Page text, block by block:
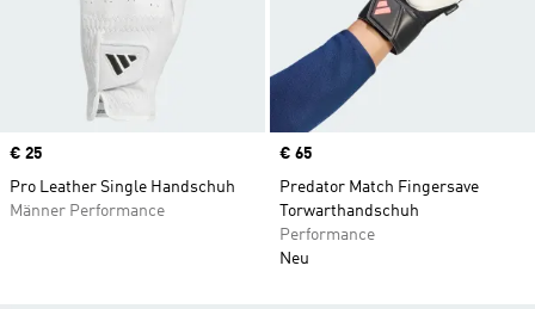
Price
€ 25
Pro Leather Single Handschuh
Männer Performance
Price
€ 65
Predator Match Fingersave
Torwarthandschuh
Performance
Neu